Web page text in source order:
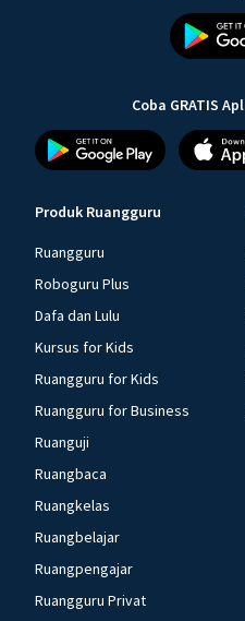
Coba GRATIS
Produk Ruangguru
Ruangguru
Roboguru Plus
Dafa dan Lulu
Kursus for Kids
Ruangguru for Kids
Ruangguru for Business
Ruanguji
Ruangbaca
Ruangkelas
Ruangbelajar
Ruangpengajar
Ruangguru Privat